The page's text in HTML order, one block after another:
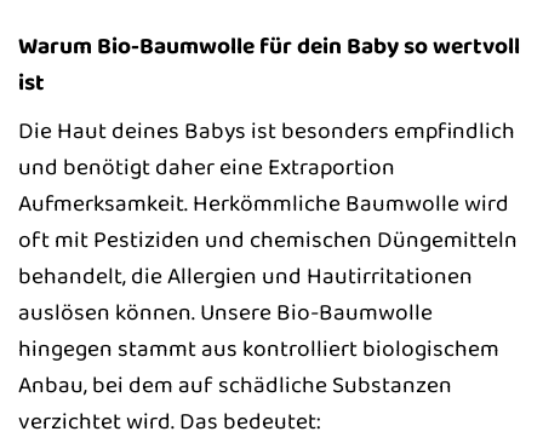
Warum Bio-Baumwolle für dein Baby so wertvoll
ist
Die Haut deines Babys ist besonders empfindlich
und benötigt daher eine Extraportion
Aufmerksamkeit. Herkömmliche Baumwolle wird
oft mit Pestiziden und chemischen Düngemitteln
behandelt, die Allergien und Hautirritationen
auslösen können. Unsere Bio-Baumwolle
hingegen stammt aus kontrolliert biologischem
Anbau, bei dem auf schädliche Substanzen
verzichtet wird. Das bedeutet: